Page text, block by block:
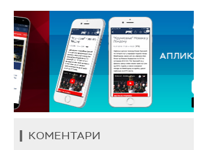
КОМЕНТАРИ